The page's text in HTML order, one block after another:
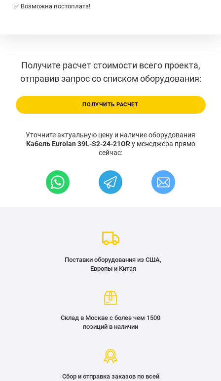
✅ Возможна постоплата!
Получите расчет стоимости всего проекта,
отправив запрос со списком оборудования:
ПОЛУЧИТЬ РАСЧЕТ
Уточните актуальную цену и наличие оборудования
Кабель Eurolan 39L-S2-24-21ORу менеджера прямо
сейчас:
Поставки оборудования из США,
Европы и Китая
Склад в Москве с более чем 1500
позиций в наличии
Сбор и отправка заказов по всей